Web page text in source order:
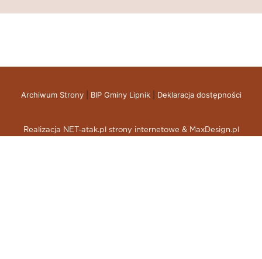
skup aut gdynia
Archiwum Strony| BIP Gminy Lipnik| Deklaracja dostępności
Realizacja NET-atak.pl strony internetowe & MaxDesign.pl